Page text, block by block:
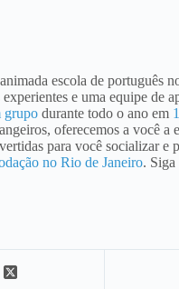
escola de português
e uma equipe de
grupo durante todo o ano em
oferecemos a você
para você socializar e
no Rio de Janeiro.